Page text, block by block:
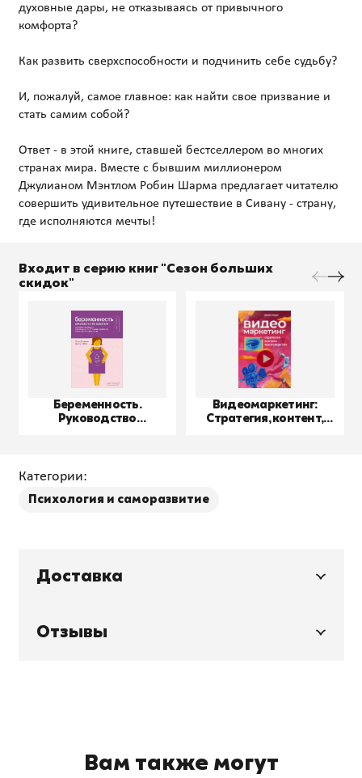
духовные дары, не отказываясь от привычного
комфорта?
Как развить сверхспособности и подчинить себе судьбу?
И, пожалуй, самое главное: как найти свое призвание и
стать самим собой?
Ответ - в этой книге, ставшей бестселлером во многих
странах мира. Вместе с бывшим миллионером
Джулианом Мэнтлом Робин Шарма предлагает читателю
совершить удивительное путешествие в Сивану - страну,
Входит в серию книг "Сезон больших
скидок"
Беременность.
Руководство
Видеомаркетинг:
Стратегия, контент,
Категории:
Психология и саморазвитие
Доставка
Отзывы
Вам также могут